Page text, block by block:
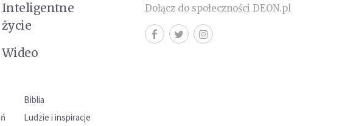
Inteligentne
życie
Wideo
Biblia
Ludzie i inspiracje
Dołącz do społeczności DEON.pl